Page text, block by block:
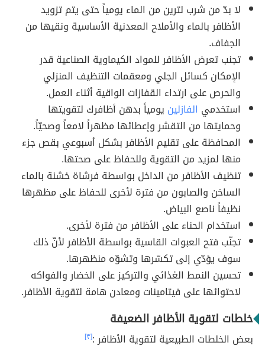
لا بدّ من شرب لترين من الماء يومياً حتى يتم تزويد
الأظافر بالماء والأملاح المعدنية الأساسية ونقيها من
الجفاف.
تجنب تعرض الأظافر للمواد الكيماوية الصناعية قدر
الإمكان كسائل الجلي ومعقمات التنظيف المنزلي
والحرص على ارتداء القفازات الواقية أثناء العمل.
استخدمي الفازلين يومياً بدهن أظافرك لتقويتها
وحمايتها من التقشر وإعطائها مظهراً لامعاً وصحيّاً.
المحافظة على تقليم الأظافر بشكل أسبوعي بقص جزء
منها لمزيد من التقوية وللحفاظ على صحتها.
تنظيف الأظافر من الداخل بواسطة فرشاة خشنة بالماء
الساخن والصابون من فترة لأخرى للحفاظ على مظهرها
نظيفاً ناصع البياض.
استخدام الحناء على الأظافر من فترة لأخرى.
تجنّب فتح العبوات القاسية بواسطة الأظافر لأنّ ذلك
سوف يؤدّي إلى تكسّرها وتشوّه منظهرها.
تحسين النمط الغذائي والتركيز على الخضار والفواكه
لاحتوائها على فيتامينات ومعادن هامة لتقوية الأظافر.
خلطات لتقوية الأظافر الضعيفة
بعض الخلطات الطبيعية لتقوية الأظافر :[٣]